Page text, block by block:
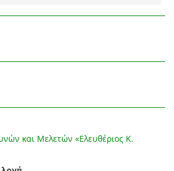
και Μελετών «Ελευθέριος Κ.